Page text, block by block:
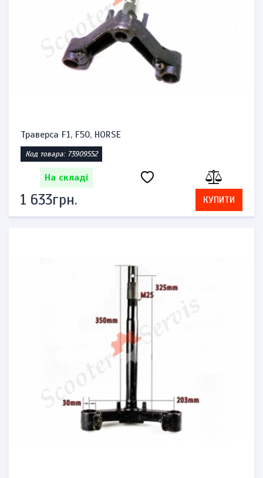
Траверса F1, F50, HORSE
Код товара: 73909552
На складі
1 633грн. КУПИТИ